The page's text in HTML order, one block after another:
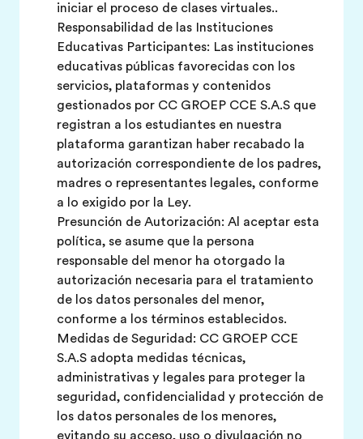
iniciar el proceso de clases virtuales..
Responsabilidad de las Instituciones
Educativas Participantes: Las instituciones
educativas públicas favorecidas con los
servicios, plataformas y contenidos
gestionados por CC GROEP CCE S.A.S que
registran a los estudiantes en nuestra
plataforma garantizan haber recabado la
autorización correspondiente de los padres,
madres o representantes legales, conforme
a lo exigido por la Ley.
Presunción de Autorización: Al aceptar esta
política, se asume que la persona
responsable del menor ha otorgado la
autorización necesaria para el tratamiento
de los datos personales del menor,
conforme a los términos establecidos.
Medidas de Seguridad: CC GROEP CCE
S.A.S adopta medidas técnicas,
administrativas y legales para proteger la
seguridad, confidencialidad y protección de
los datos personales de los menores,
evitando su acceso, uso o divulgación no